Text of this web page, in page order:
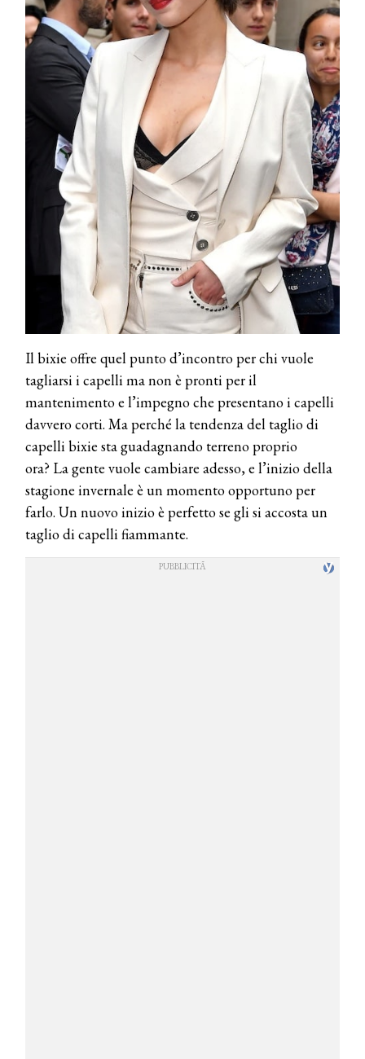
Il bixie offre quel punto d’incontro per chi vuole
tagliarsi i capelli ma non è pronti per il
mantenimento e l’impegno che presentano i capelli
davvero corti. Ma perché la tendenza del taglio di
capelli bixie sta guadagnando terreno proprio
ora? La gente vuole cambiare adesso, e l’inizio della
stagione invernale è un momento opportuno per
farlo. Un nuovo inizio è perfetto se gli si accosta un
taglio di capelli fiammante.